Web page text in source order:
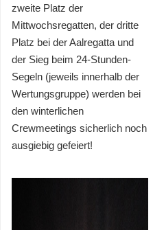
zweite Platz der
Mittwochsregatten, der dritte
Platz bei der Aalregatta und
der Sieg beim 24-Stunden-
Segeln (jeweils innerhalb der
Wertungsgruppe) werden bei
den winterlichen
Crewmeetings sicherlich noch
ausgiebig gefeiert!